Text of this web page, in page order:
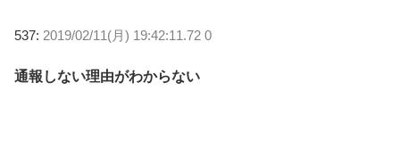
537: 2019/02/11(月) 19:42:11.72 0
通報しない理由がわからない